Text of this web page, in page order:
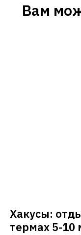
Вам
Хакусы:
термах 5-10